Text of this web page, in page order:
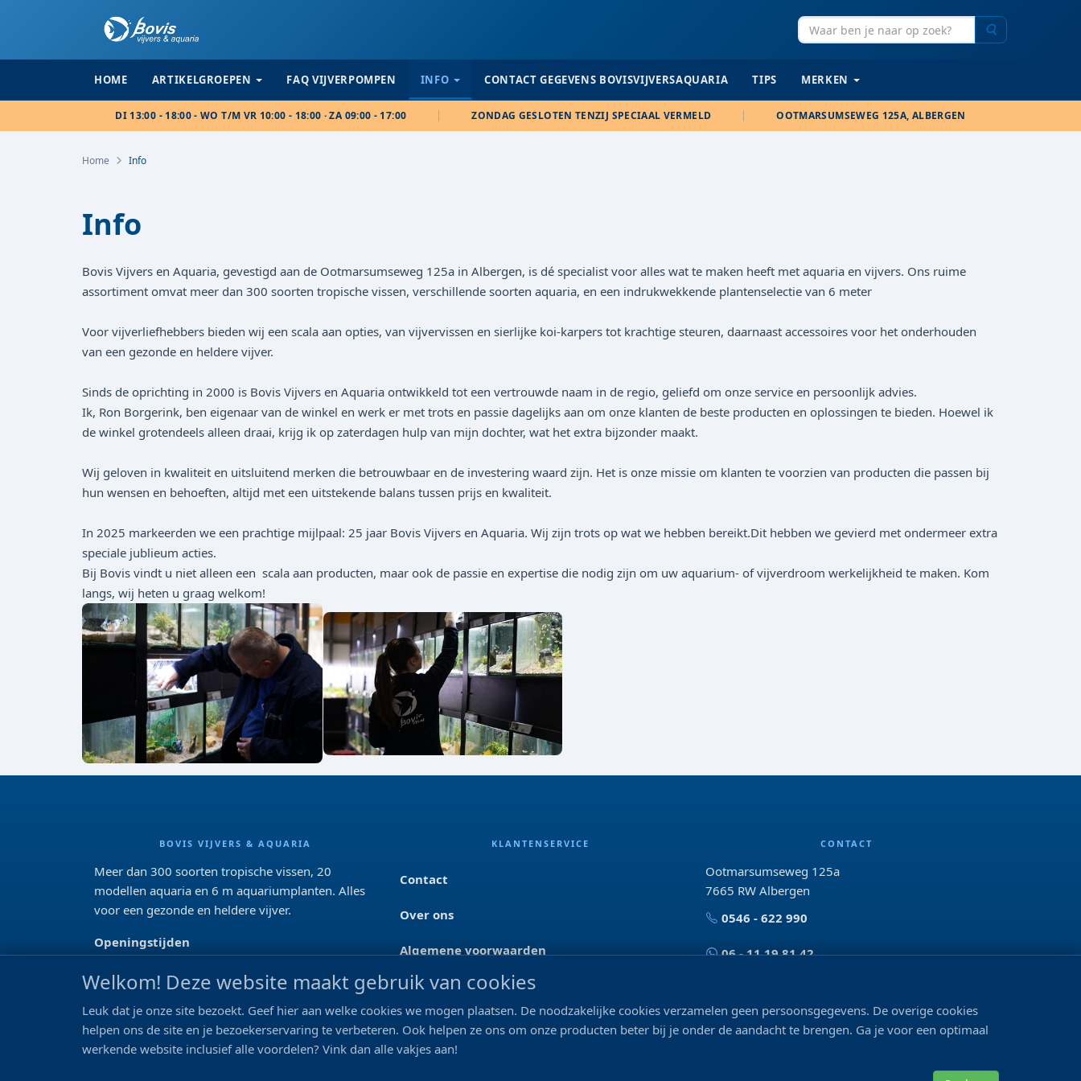
HOME ARTIKELGROEPEN FAQ VIJVERPOMPEN INFO CONTACT GEGEVENS BOVISVIJVERSAQUARIA TIPS MERKEN
DI 13:00 - 18:00 - WO T/M VR 10:00 - 18:00 · ZA 09:00 - 17:00 ZONDAG GESLOTEN TENZIJ SPECIAAL VERMELD OOTMARSUMSEWEG 125A, ALBERGEN
Home Info
Info
Bovis Vijvers en Aquaria, gevestigd aan de Ootmarsumseweg 125a in Albergen, is dé specialist voor alles wat te maken heeft met aquaria en vijvers. Ons ruime
assortiment omvat meer dan 300 soorten tropische vissen, verschillende soorten aquaria, en een indrukwekkende plantenselectie van 6 meter
Voor vijverliefhebbers bieden wij een scala aan opties, van vijvervissen en sierlijke koi-karpers tot krachtige steuren, daarnaast accessoires voor het onderhouden
van een gezonde en heldere vijver.
Sinds de oprichting in 2000 is Bovis Vijvers en Aquaria ontwikkeld tot een vertrouwde naam in de regio, geliefd om onze service en persoonlijk advies.
Ik, Ron Borgerink, ben eigenaar van de winkel en werk er met trots en passie dagelijks aan om onze klanten de beste producten en oplossingen te bieden. Hoewel ik
de winkel grotendeels alleen draai, krijg ik op zaterdagen hulp van mijn dochter, wat het extra bijzonder maakt.
Wij geloven in kwaliteit en uitsluitend merken die betrouwbaar en de investering waard zijn. Het is onze missie om klanten te voorzien van producten die passen bij
hun wensen en behoeften, altijd met een uitstekende balans tussen prijs en kwaliteit.
In 2025 markeerden we een prachtige mijlpaal: 25 jaar Bovis Vijvers en Aquaria. Wij zijn trots op wat we hebben bereikt.Dit hebben we gevierd met ondermeer extra
speciale jublieum acties.
Bij Bovis vindt u niet alleen een scala aan producten, maar ook de passie en expertise die nodig zijn om uw aquarium- of vijverdroom werkelijkheid te maken. Kom
langs, wij heten u graag welkom!
BOVIS VIJVERS & AQUARIA
Meer dan 300 soorten tropische vissen, 20
modellen aquaria en 6 m aquariumplanten. Alles
voor een gezonde en heldere vijver.
Openingstijden
Za: 09:00 - 17:00
REVIEWS
KLANTENSERVICE
Contact
Over ons
Algemene voorwaarden
Privacyverklaring
Blog & tips
Merken
CONTACT
Ootmarsumseweg 125a
7665 RW Albergen
0546 - 622 990
06 - 11 19 81 42
VOLG ONS
Welkom! Deze website maakt gebruik van cookies
Leuk dat je onze site bezoekt. Geef hier aan welke cookies we mogen plaatsen. De noodzakelijke cookies verzamelen geen persoonsgegevens. De overige cookies
helpen ons de site en je bezoekerservaring te verbeteren. Ook helpen ze ons om onze producten beter bij je onder de aandacht te brengen. Ga je voor een optimaal
werkende website inclusief alle voordelen? Vink dan alle vakjes aan!